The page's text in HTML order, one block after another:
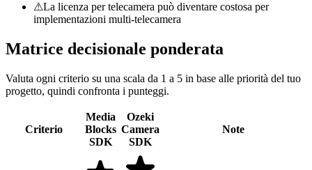
⚠La licenza per telecamera può diventare costosa per
implementazioni multi-telecamera
Matrice decisionale ponderata
Valuta ogni criterio su una scala da 1 a 5 in base alle priorità del tuo
progetto, quindi confronta i punteggi.
Criterio
Media
Blocks
SDK
Ozeki
Camera
SDK
Note